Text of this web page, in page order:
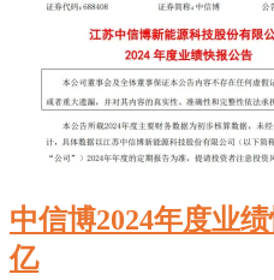
中信博2024年度业
亿